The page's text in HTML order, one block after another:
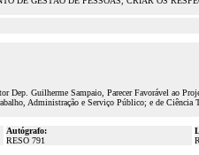
Dep. Guilherme Sampaio, Parecer Favorável ao
Administração e Serviço Público; e de
Autógrafo:
RESO 791